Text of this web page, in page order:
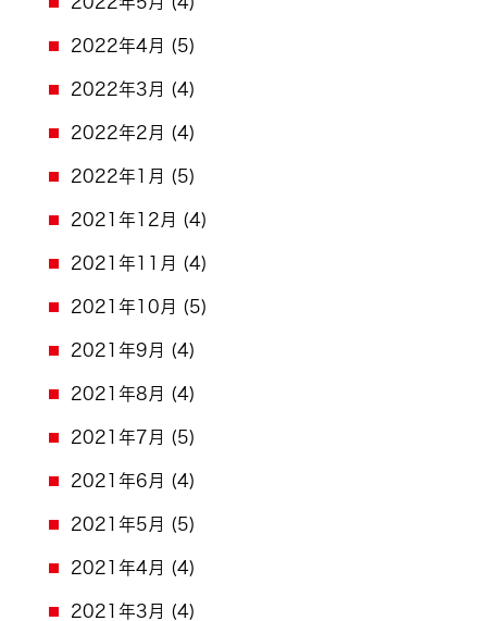
2022年4月 (5)
2022年3月 (4)
2022年2月 (4)
2022年1月 (5)
2021年12月 (4)
2021年11月 (4)
2021年10月 (5)
2021年9月 (4)
2021年8月 (4)
2021年7月 (5)
2021年6月 (4)
2021年5月 (5)
2021年4月 (4)
2021年3月 (4)